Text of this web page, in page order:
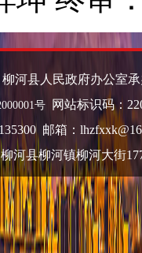
河县人民政府办公室
号 网站标识码：
邮箱：
河县柳河镇柳河大街